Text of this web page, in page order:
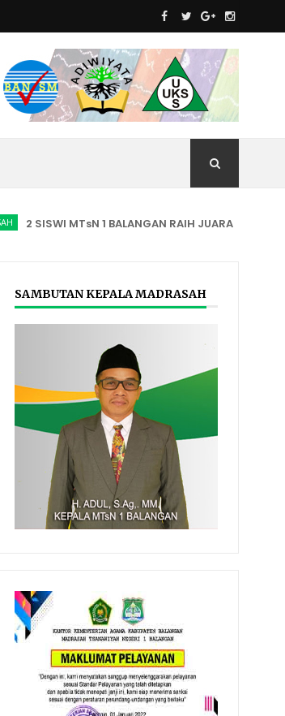
2 SISWI MTsN 1 BALANGAN RAIH JUARA
SAMBUTAN KEPALA MADRASAH